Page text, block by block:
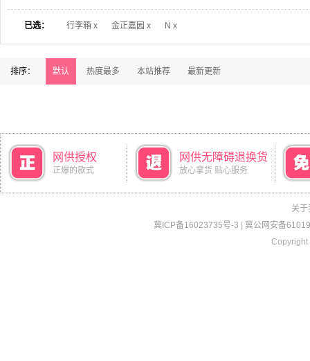
已选： 行李箱 x 金正嘉园 x N x
排序： 默认 热度最多 本站推荐 最新更新
网供授权
正爆的款式
网供无障碍退换货
放心拿货 贴心服务
关于
冀ICP备16023735号-3
冀公网安备